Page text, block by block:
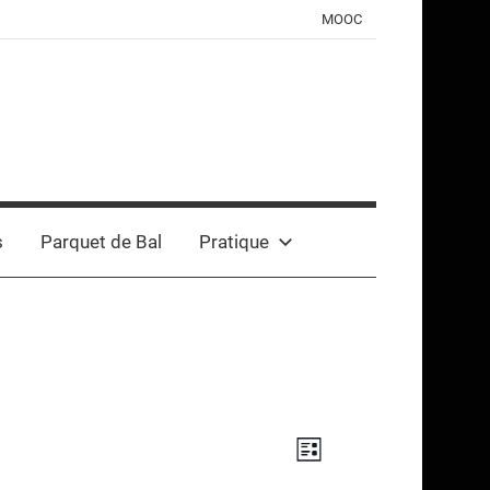
MOOC
Parquet de Bal Pratique
Navigation
Navigation
Liste